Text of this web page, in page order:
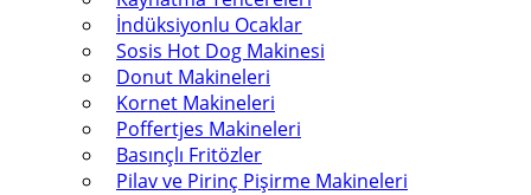
İndüksiyonlu Ocaklar
Sosis Hot Dog Makinesi
Donut Makineleri
Kornet Makineleri
Poffertjes Makineleri
Basınçlı Fritözler
Pilav ve Pirinç Pişirme Makineleri